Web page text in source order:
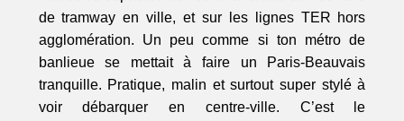
de tramway en ville, et sur les lignes TER hors
agglomération. Un peu comme si ton métro de
banlieue se mettait à faire un Paris-Beauvais
tranquille. Pratique, malin et surtout super stylé à
voir débarquer en centre-ville. C’est le